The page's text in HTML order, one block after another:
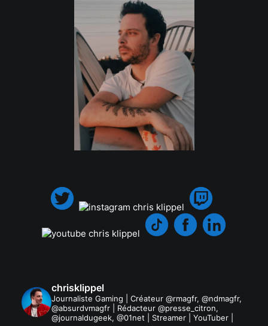
chrisklippel
Journaliste Gaming | Créateur @rmagfr, @ndmagfr,
@absurdvmagfr | Rédacteur @presse_citron,
@journaldugeek, @01net | Streamer | YouTuber |